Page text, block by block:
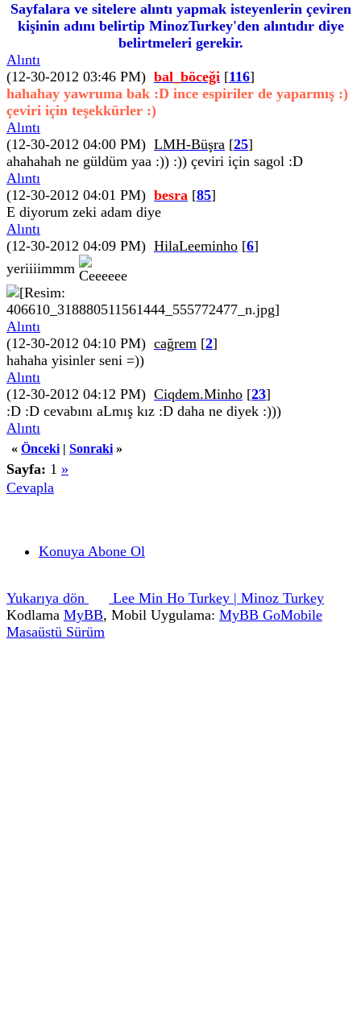
Sayfalara ve sitelere alıntı yapmak isteyenlerin çeviren
kişinin adını belirtip MinozTurkey'den alıntıdır diye
belirtmeleri gerekir.
Alıntı
(12-30-2012 03:46 PM) bal_böceği [116]
hahahay yawruma bak :D ince espiriler de yaparmış :)
çeviri için teşekkürler :)
Alıntı
(12-30-2012 04:00 PM) LMH-Büşra [25]
ahahahah ne güldüm yaa :)) :)) çeviri için sagol :D
Alıntı
(12-30-2012 04:01 PM) besra [85]
E diyorum zeki adam diye
Alıntı
(12-30-2012 04:09 PM) HilaLeeminho [6]
yeriiiimmm
Alıntı
(12-30-2012 04:10 PM) cağrem [2]
hahaha yisinler seni =))
Alıntı
(12-30-2012 04:12 PM) Ciqdem.Minho [23]
:D :D cevabını aLmış kız :D daha ne diyek :)))
Alıntı
« Önceki | Sonraki »
Sayfa: 1 »
Cevapla
Konuya Abone Ol
Yukarıya dön
Lee Min Ho Turkey | Minoz Turkey
Kodlama MyBB, Mobil Uygulama: MyBB GoMobile
Masaüstü Sürüm